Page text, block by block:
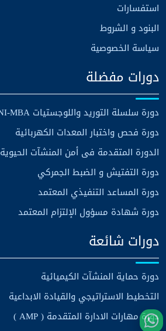
استفسارات
البنود و الشروط
سياسة الخصوصية
دورات مفضلة
دورة سلسلة التوريد واللوجستيات MINI-MBA
دورة فحص واختبار المعدات الكهربائية
الدورة المتقدمة فى أمن المنشآت الحيوية
دورة التفتيش و الضبط الجمركي
دورة المساعد التنفيذي المعتمد
دورة شهادة مسؤول الإلتزام المعتمد
دورات شائعة
دورة حماية المنشآت الكيميائية
التخطيط الاستراتيجي والقيادة الابداعية
دورة مهارات الادارة المتقدمة ( AMP )